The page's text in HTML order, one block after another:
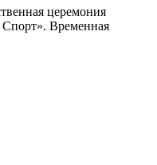
церемония
Временная